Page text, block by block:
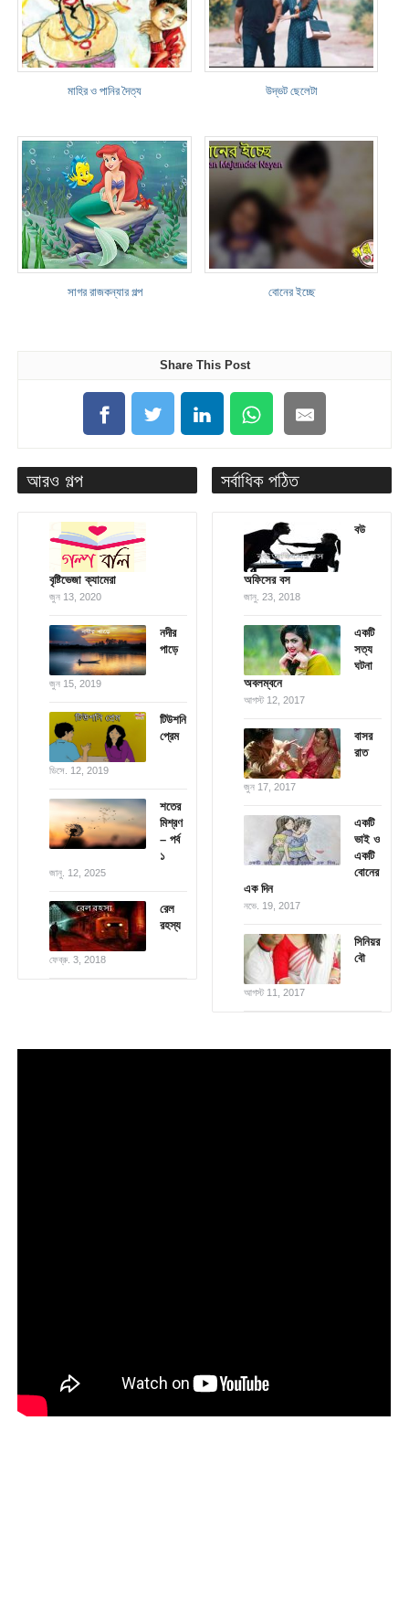
মাহির ও পানির দৈত্য উদ্ভট ছেলেটা
সাগর রাজকন্যার গল্প বোনের ইচ্ছে
Share This Post
আরও গল্প
বৃষ্টিভেজা ক্যামেরা
জুন 13, 2020
নদীর
পাড়ে
জুন 15, 2019
টিউশনি
প্রেম
ডিসে. 12, 2019
শতের
মিশ্রণ
– পর্ব
১
জানু. 12, 2025
রেল
রহস্য
ফেব্রু. 3, 2018
সর্বাধিক পঠিত
বউ
অফিসের বস
জানু. 23, 2018
একটি
সত্য
ঘটনা
অবলম্বনে
আগস্ট 12, 2017
বাসর
রাত
জুন 17, 2017
একটি
ভাই ও
একটি
বোনের
এক দিন
নভে. 19, 2017
সিনিয়র
বৌ
আগস্ট 11, 2017